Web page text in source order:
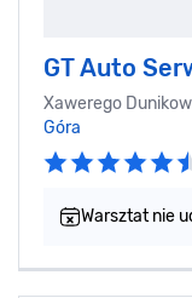
GT Auto
Xawerego
Góra
Warsztat nie